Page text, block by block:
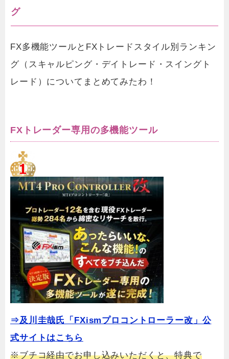
グ
FX多機能ツールとFXトレードスタイル別ランキン
グ（スキャルピング・デイトレード・スイングト
レード）についてまとめてみたわ！
FXトレーダー専用の多機能ツール
⇒及川圭哉氏「FXismプロコントローラー改」公
式サイトはこちら
※ブチコ経由でお申し込みいただくと、特典で